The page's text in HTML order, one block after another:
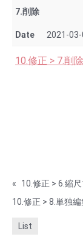
7.削除
Date 2021-03-
10.修正 > 7.削
«
10.修正 > 6.縮
10.修正 > 8.単独
List